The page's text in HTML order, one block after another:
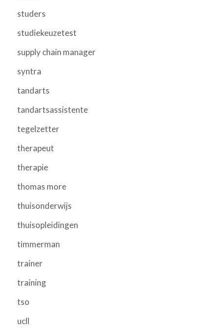
studers
studiekeuzetest
supply chain manager
syntra
tandarts
tandartsassistente
tegelzetter
therapeut
therapie
thomas more
thuisonderwijs
thuisopleidingen
timmerman
trainer
training
tso
ucll